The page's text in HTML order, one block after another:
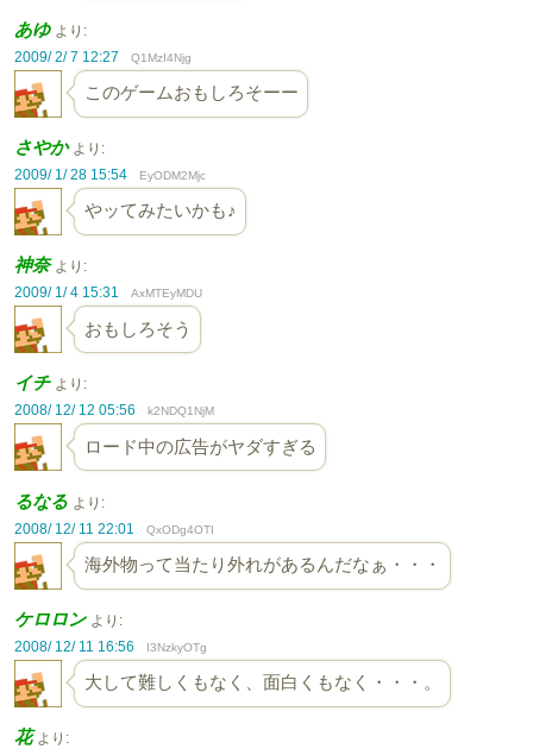
あゆ より:
2009/ 2/ 7 12:27
Q1MzI4Njg
このゲームおもしろそーー
さやか より:
2009/ 1/ 28 15:54
EyODM2Mjc
やッてみたいかも♪
神奈 より:
2009/ 1/ 4 15:31
AxMTEyMDU
おもしろそう
イチ より:
2008/ 12/ 12 05:56
k2NDQ1NjM
ロード中の広告がヤダすぎる
るなる より:
2008/ 12/ 11 22:01
QxODg4OTI
海外物って当たり外れがあるんだなぁ・・・
ケロロン より:
2008/ 12/ 11 16:56
I3NzkyOTg
大して難しくもなく、面白くもなく・・・。
花 より: